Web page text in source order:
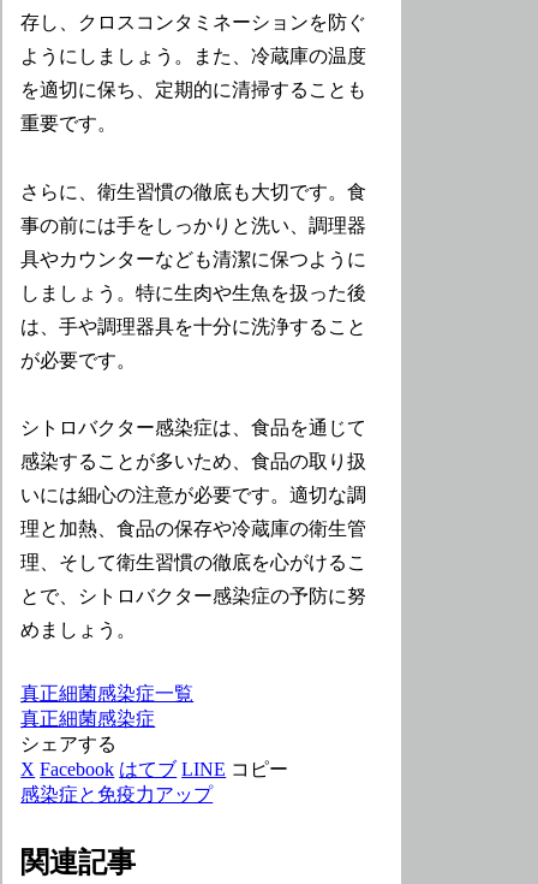
存し、クロスコンタミネーションを防ぐ
ようにしましょう。また、冷蔵庫の温度
を適切に保ち、定期的に清掃することも
重要です。
さらに、衛生習慣の徹底も大切です。食
事の前には手をしっかりと洗い、調理器
具やカウンターなども清潔に保つように
しましょう。特に生肉や生魚を扱った後
は、手や調理器具を十分に洗浄すること
が必要です。
シトロバクター感染症は、食品を通じて
感染することが多いため、食品の取り扱
いには細心の注意が必要です。適切な調
理と加熱、食品の保存や冷蔵庫の衛生管
理、そして衛生習慣の徹底を心がけるこ
とで、シトロバクター感染症の予防に努
めましょう。
真正細菌感染症一覧
真正細菌感染症
シェアする
X Facebook はてブ LINE コピー
感染症と免疫力アップ
関連記事